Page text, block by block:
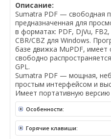
Описание:
Sumatra PDF — свободная
предназначенная для
в форматах: PDF, DjVu, FB2,
CBR/CBZ для Windows.
базе движка MuPDF,
свободно
GPL.
Sumatra PDF — мощная,
простым интерфейсом и
Имеет портативную версию
Особенности:
Горячие клавиши: